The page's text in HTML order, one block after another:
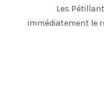
Les
immédiatement le